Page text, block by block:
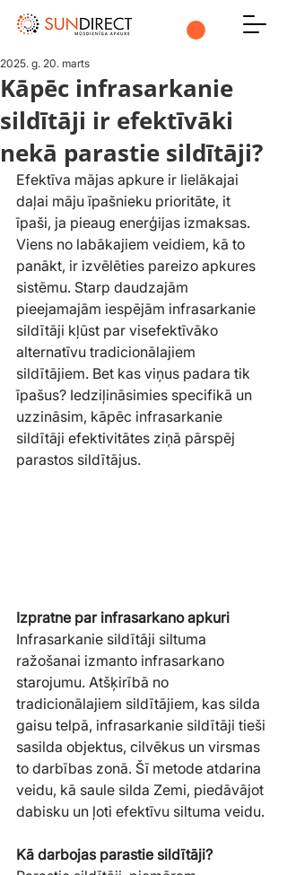
Kāpēc infrasarkanie
sildītāji ir efektīvāki
nekā parastie sildītāji?
2025. g. 20. marts
Efektīva mājas apkure ir lielākajai
daļai māju īpašnieku prioritāte, it
īpaši, ja pieaug enerģijas izmaksas.
Viens no labākajiem veidiem, kā to
panākt, ir izvēlēties pareizo apkures
sistēmu. Starp daudzajām
pieejamajām iespējām infrasarkanie
sildītāji kļūst par visefektīvāko
alternatīvu tradicionālajiem
sildītājiem. Bet kas viņus padara tik
īpašus? Iedziļināsimies specifikā un
uzzināsim, kāpēc infrasarkanie
sildītāji efektivitātes ziņā pārspēj
parastos sildītājus.
Izpratne par infrasarkano apkuri
Infrasarkanie sildītāji siltuma
ražošanai izmanto infrasarkano
starojumu. Atšķirībā no
tradicionālajiem sildītājiem, kas silda
gaisu telpā, infrasarkanie sildītāji tieši
sasilda objektus, cilvēkus un virsmas
to darbības zonā. Šī metode atdarina
veidu, kā saule silda Zemi, piedāvājot
dabisku un ļoti efektīvu siltuma veidu.
Kā darbojas parastie sildītāji?